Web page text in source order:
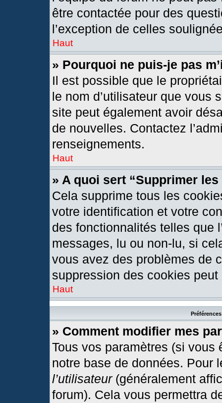
être contactée pour des
l’exception de celles
Haut
» Pourquoi ne puis-je pas
Il est possible que le
le nom d’utilisateur que vous
site peut également avoir
de nouvelles. Contactez
renseignements.
Haut
» A quoi sert “Supprimer
Cela supprime tous les
votre identification et votre
des fonctionnalités telles que
messages, lu ou non-lu, si
vous avez des problèmes de
suppression des cookies peut
Haut
» Comment modifier mes
Tous vos paramètres (si
notre base de données. Pour
l’utilisateur(généralement
forum). Cela vous permettra